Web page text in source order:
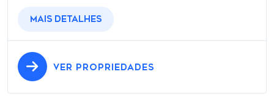
Mais detalhes
VER PROPRIEDADES